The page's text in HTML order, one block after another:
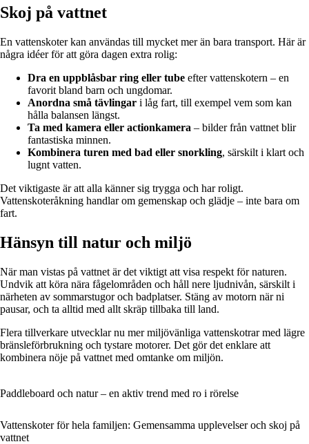
Skoj på vattnet
En vattenskoter kan användas till mycket mer än bara transport. Här är
några idéer för att göra dagen extra rolig:
Dra en uppblåsbar ring eller tube efter vattenskotern – en
favorit bland barn och ungdomar.
Anordna små tävlingar i låg fart, till exempel vem som kan
hålla balansen längst.
Ta med kamera eller actionkamera – bilder från vattnet blir
fantastiska minnen.
Kombinera turen med bad eller snorkling, särskilt i klart och
lugnt vatten.
Det viktigaste är att alla känner sig trygga och har roligt.
Vattenskoteråkning handlar om gemenskap och glädje – inte bara om
fart.
Hänsyn till natur och miljö
När man vistas på vattnet är det viktigt att visa respekt för naturen.
Undvik att köra nära fågelområden och håll nere ljudnivån, särskilt i
närheten av sommarstugor och badplatser. Stäng av motorn när ni
pausar, och ta alltid med allt skräp tillbaka till land.
Flera tillverkare utvecklar nu mer miljövänliga vattenskotrar med lägre
bränsleförbrukning och tystare motorer. Det gör det enklare att
kombinera nöje på vattnet med omtanke om miljön.
Paddleboard och natur – en aktiv trend med ro i rörelse
Vattenskoter för hela familjen: Gemensamma upplevelser och skoj på
vattnet